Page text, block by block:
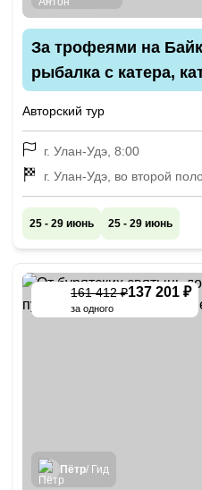
За трофеями на
рыбалка с катера,
Авторский тур
г. Улан-Удэ, 8:00
г. Улан-Удэ, во второй
25 - 29 июнь 25 - 29 июнь
161 412 ₽137 201 ₽
за одного
Пётр/ Гид